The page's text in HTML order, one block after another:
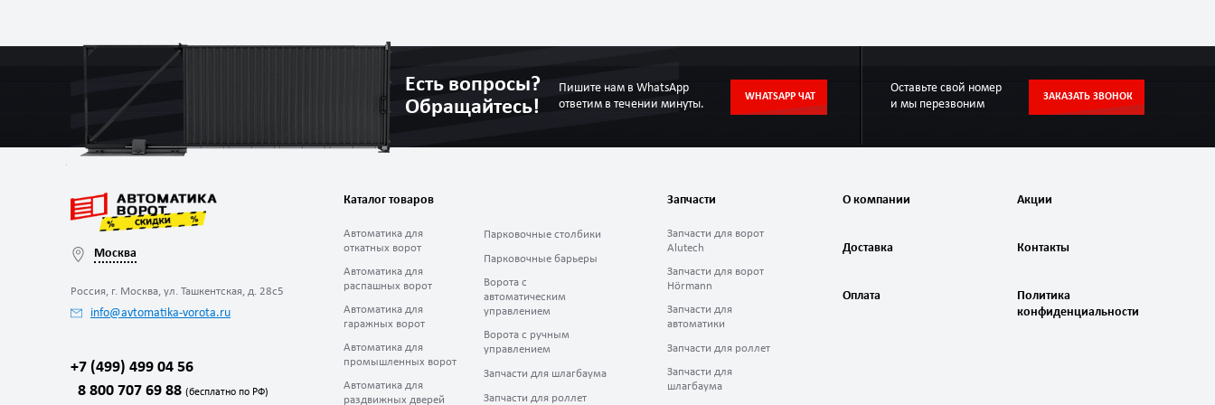
Есть вопросы?
Обращайтесь!
Пишите нам в WhatsApp
ответим в течении минуты.
WHATSAPP ЧАТ
Оставьте свой номер
и мы перезвоним
ЗАКАЗАТЬ ЗВОНОК
Москва
Россия, г. Москва, ул. Ташкентская, д. 28с5
info@avtomatika-vorota.ru
+7 (499) 499 04 56
8 800 707 69 88 (бесплатно по РФ)
Каталог товаров
Автоматика для
откатных ворот
Автоматика для
распашных ворот
Автоматика для
гаражных ворот
Автоматика для
промышленных ворот
Автоматика для
раздвижных дверей
Парковочные столбики
Парковочные барьеры
Ворота с
автоматическим
управлением
Ворота с ручным
управлением
Запчасти для шлагбаума
Запчасти для роллет
Запчасти
Запчасти для ворот
Alutech
Запчасти для ворот
Hörmann
Запчасти для
автоматики
Запчасти для роллет
Запчасти для
шлагбаума
О компании
Доставка
Оплата
Акции
Контакты
Политика
конфиденциальности